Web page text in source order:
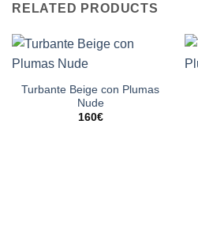
RELATED PRODUCTS
Turbante Beige con Plumas
Nude
160€